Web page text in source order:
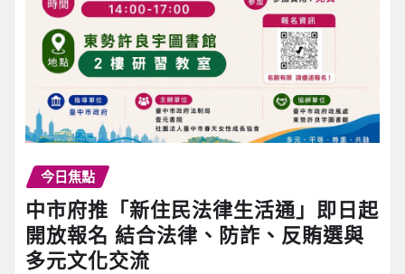
今日焦點
中市府推「新住民法律生活通」即日起
開放報名 結合法律、防詐、反賄選與
多元文化交流